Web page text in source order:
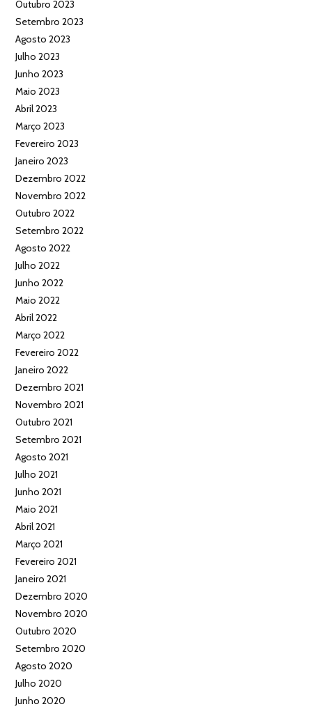
Outubro 2023
Setembro 2023
Agosto 2023
Julho 2023
Junho 2023
Maio 2023
Abril 2023
Março 2023
Fevereiro 2023
Janeiro 2023
Dezembro 2022
Novembro 2022
Outubro 2022
Setembro 2022
Agosto 2022
Julho 2022
Junho 2022
Maio 2022
Abril 2022
Março 2022
Fevereiro 2022
Janeiro 2022
Dezembro 2021
Novembro 2021
Outubro 2021
Setembro 2021
Agosto 2021
Julho 2021
Junho 2021
Maio 2021
Abril 2021
Março 2021
Fevereiro 2021
Janeiro 2021
Dezembro 2020
Novembro 2020
Outubro 2020
Setembro 2020
Agosto 2020
Julho 2020
Junho 2020